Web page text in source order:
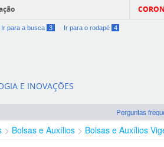
Ir para a busca 3 Ir para o rodapé 4
E INOVAÇÕES
Perguntas
Bolsas e Auxílios Bolsas e Auxílios